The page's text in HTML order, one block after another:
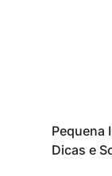
Pequena
Dicas e